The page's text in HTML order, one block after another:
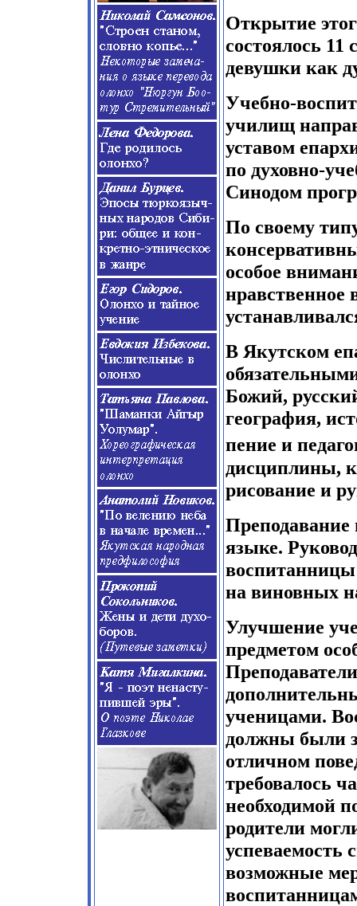
Открытие
состоялось
девушки как
Учебно-
училищ
уставом
по духовно-
Синодом
По своему
особое
нравственное
В Якутском
Божий,
география,
пение и
дисциплины,
рисование и
Преподавание
языке.
на виновных
Улучшение
предметом
ученицами.
должны были
отличном
требовалось
необходимой
родители
успеваемость
возможные